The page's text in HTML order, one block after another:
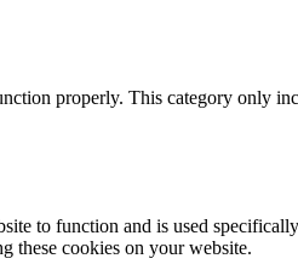
properly. This category only
to function and is used
these cookies on your website.